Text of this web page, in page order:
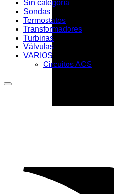
Sin categoría
Sondas
Termostatos
Transformadores
Turbinas
Válvulas
VARIOS
Circuitos ACS